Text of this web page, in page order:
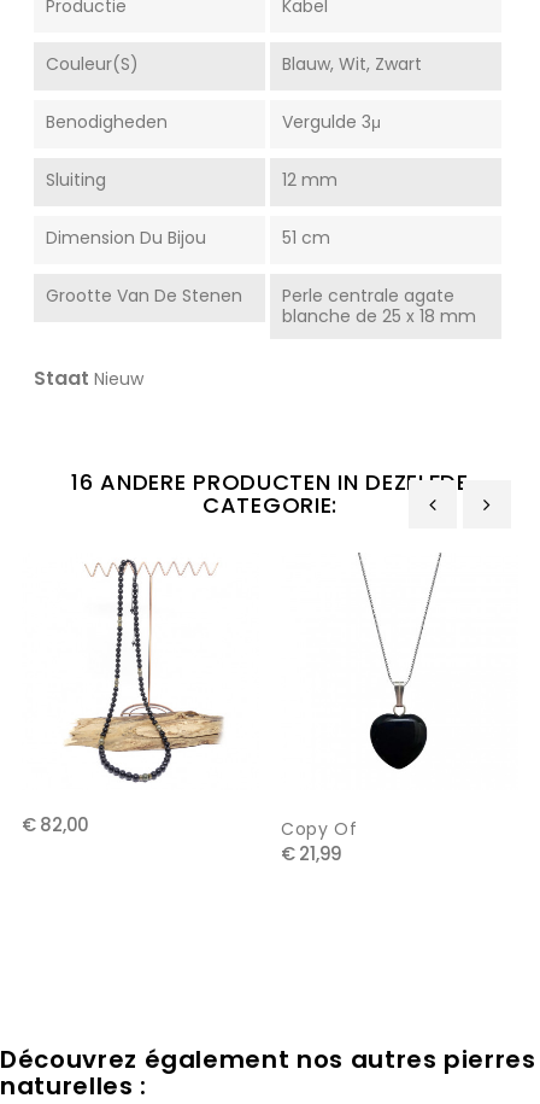
Productie Kabel
Couleur(s) Blauw, Wit, Zwart
Benodigheden Vergulde 3μ
Sluiting 12 mm
Dimension Du Bijou 51 cm
Grootte Van De Stenen
Perle centrale agate
blanche de 25 x 18 mm
Staat Nieuw
16 ANDERE PRODUCTEN IN DEZELFDE
CATEGORIE:
€ 82,00 Copy Of
€ 21,99
Découvrez également nos autres pierres
naturelles :